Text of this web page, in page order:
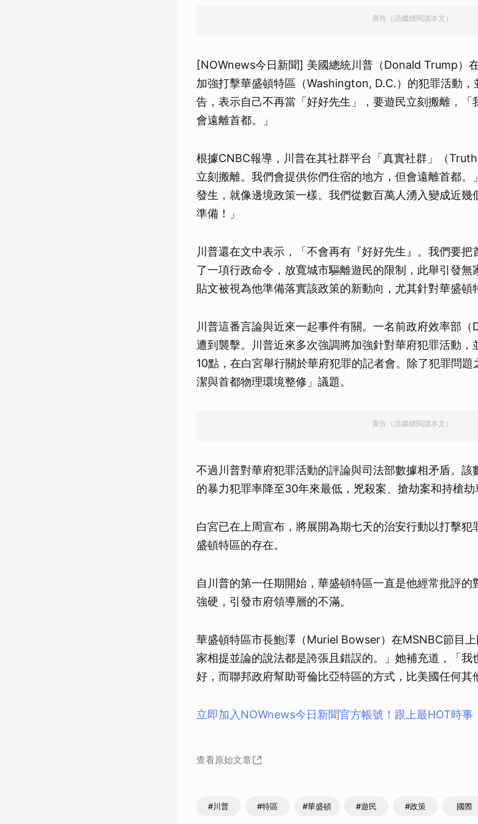
廣告（請繼續閱讀本文）
[NOWnews今日新聞] 美國總統川普（Donald Trump）
加強打擊華盛頓特區（Washington, D.C.）的犯罪活動
告，表示自己不再當「好好先生」，要遊民立刻搬離，「
會遠離首都。」
根據CNBC報導，川普在其社群平台「真實社群」（
立刻搬離。我們會提供你們住宿的地方，但會遠離首都
發生，就像邊境政策一樣。我們從數百萬人湧入變成近
準備！」
川普還在文中表示，「不會再有『好好先生』。我們要
了一項行政命令，放寬城市驅離遊民的限制，此舉引發無
貼文被視為他準備落實該政策的新動向，尤其針對華盛頓
川普這番言論與近來一起事件有關。一名前政府效率部（
遭到襲擊。川普近來多次強調將加強針對華府犯罪活動，
10點，在白宮舉行關於華府犯罪的記者會。除了犯罪問
潔與首都物理環境整修」議題。
廣告（請繼續閱讀本文）
不過川普對華府犯罪活動的評論與司法部數據相矛盾。
的暴力犯罪率降至30年來最低，兇殺案、搶劫案和持槍劫
白宮已在上周宣布，將展開為期七天的治安行動以打擊
盛頓特區的存在。
自川普的第一任期開始，華盛頓特區一直是他經常批評
強硬，引發市府領導層的不滿。
華盛頓特區市長鮑澤（Muriel Bowser）在MSNBC節目
家相提並論的說法都是誇張且錯誤的。」她補充道，「我
好，而聯邦政府幫助哥倫比亞特區的方式，比美國任何其
立即加入NOWnews今⽇新聞官⽅帳號！跟上最HOT時事
查看原始文章
#川普 #特區 #華盛頓 #遊民 #政策 國際